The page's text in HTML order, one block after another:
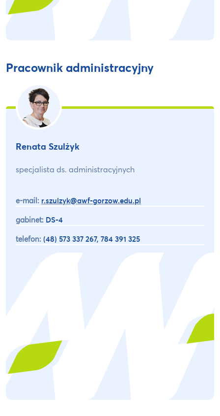
Pracownik administracyjny
Renata Szulżyk
specjalista ds. administracyjnych
e-mail: r.szulzyk@awf-gorzow.edu.pl
gabinet: DS-4
telefon: (48) 573 337 267, 784 391 325